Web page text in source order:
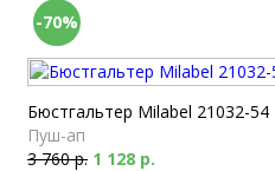
-70%
Бюстгальтер Milabel 21032-54
Пуш-ап
3 760 р. 1 128 р.